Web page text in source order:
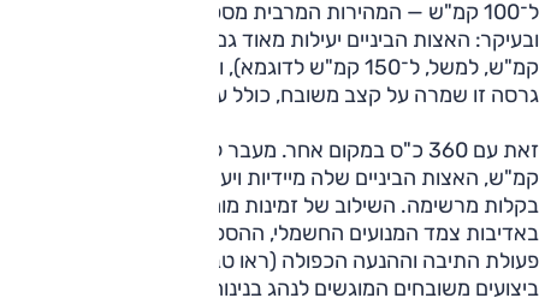
קמ"ש, למשל, ל־150 קמ"ש לדוגמא), וגם במעלות ההרריים
גרסה זו שמרה על קצב משובח, כולל עקיפות יעילות בתכלית.
קמ"ש, האצות הביניים שלה מיידיות ויעילות ביותר ובעיקר נעשות
בקלות מרשימה. השילוב של זמינות מומנט בסל"ד ממש נמוך
באדיבות צמד המנועים החשמלי, ההספק והמומנט המשולבים,
פעולת התיבה וההנעה הכפולה (ראו טבלה), מעניק לרכב
ביצועים משובחים המוגשים לנהג בנינוחות רבה, גם בעומס כבד.